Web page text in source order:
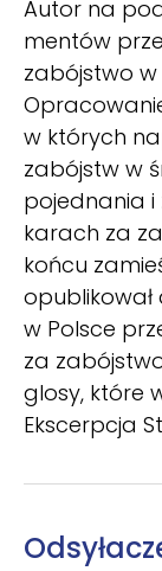
Autor na
mentów
zabójstwo w
w których
zabójstw w
pojednania i
karach za
końcu
w Polsce
za
glosy, które
Ekscerpcja